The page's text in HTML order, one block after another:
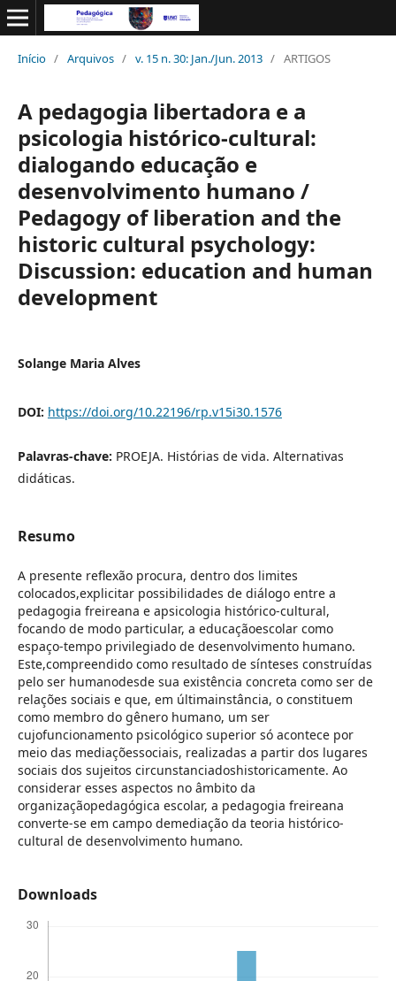
Início / Arquivos / v. 15 n. 30: Jan./Jun. 2013 / ARTIGOS
A pedagogia libertadora e a
psicologia histórico-cultural:
dialogando educação e
desenvolvimento humano /
Pedagogy of liberation and the
historic cultural psychology:
Discussion: education and human
development
Solange Maria Alves
DOI: https://doi.org/10.22196/rp.v15i30.1576
Palavras-chave: PROEJA. Histórias de vida. Alternativas
didáticas.
Resumo
A presente reflexão procura, dentro dos limites
colocados,explicitar possibilidades de diálogo entre a
pedagogia freireana e apsicologia histórico-cultural,
focando de modo particular, a educaçãoescolar como
espaço-tempo privilegiado de desenvolvimento humano.
Este,compreendido como resultado de sínteses construídas
pelo ser humanodesde sua existência concreta como ser de
relações sociais e que, em últimainstância, o constituem
como membro do gênero humano, um ser
cujofuncionamento psicológico superior só acontece por
meio das mediaçõessociais, realizadas a partir dos lugares
sociais dos sujeitos circunstanciadoshistoricamente. Ao
considerar esses aspectos no âmbito da
organizaçãopedagógica escolar, a pedagogia freireana
converte-se em campo demediação da teoria histórico-
cultural de desenvolvimento humano.
Downloads